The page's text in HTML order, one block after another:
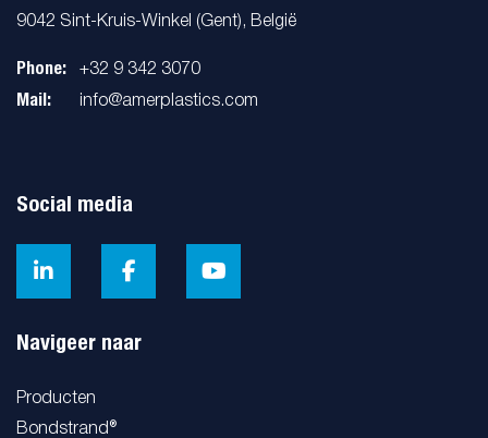
9042 Sint-Kruis-Winkel (Gent), België
Phone: +32 9 342 3070
Mail: info@amerplastics.com
Social media
Navigeer naar
Producten
Bondstrand®